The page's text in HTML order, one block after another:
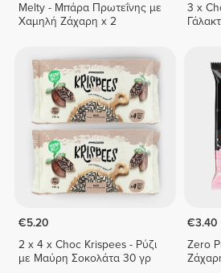
Melty - Μπάρα Πρωτεΐνης με
Χαμηλή Ζάχαρη x 2
3 x
€5.20
2 x 4 x Choc Krispees - Ρύζι
με Μαύρη Σοκολάτα 30 γρ
€3.40
Zero